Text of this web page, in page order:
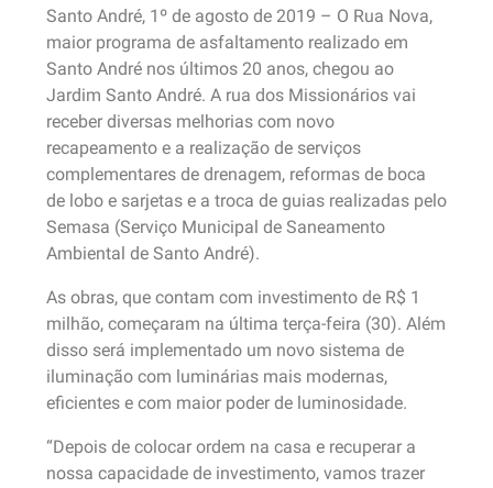
Santo André, 1º de agosto de 2019 – O Rua Nova,
maior programa de asfaltamento realizado em
Santo André nos últimos 20 anos, chegou ao
Jardim Santo André. A rua dos Missionários vai
receber diversas melhorias com novo
recapeamento e a realização de serviços
complementares de drenagem, reformas de boca
de lobo e sarjetas e a troca de guias realizadas pelo
Semasa (Serviço Municipal de Saneamento
Ambiental de Santo André).
As obras, que contam com investimento de R$ 1
milhão, começaram na última terça-feira (30). Além
disso será implementado um novo sistema de
iluminação com luminárias mais modernas,
eficientes e com maior poder de luminosidade.
“Depois de colocar ordem na casa e recuperar a
nossa capacidade de investimento, vamos trazer